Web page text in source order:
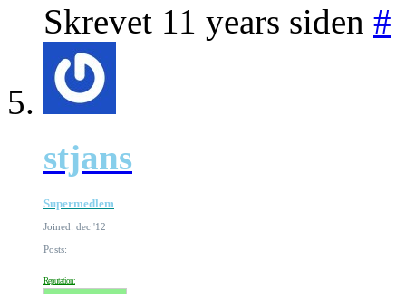
Skrevet 11 years siden #
stjans
Supermedlem
Joined: dec '12
Posts:
Reputation: